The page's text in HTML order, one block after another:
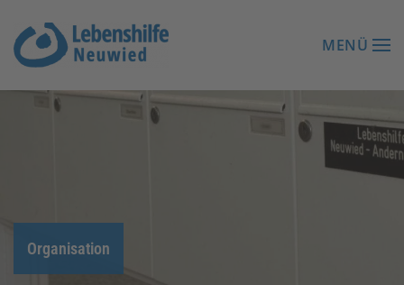
Zum Hauptinhalt springen MENÜ
Organisation